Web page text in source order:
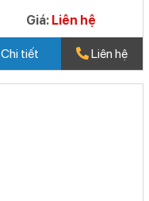
Giá: Liên hệ
Chi tiết Liên hệ